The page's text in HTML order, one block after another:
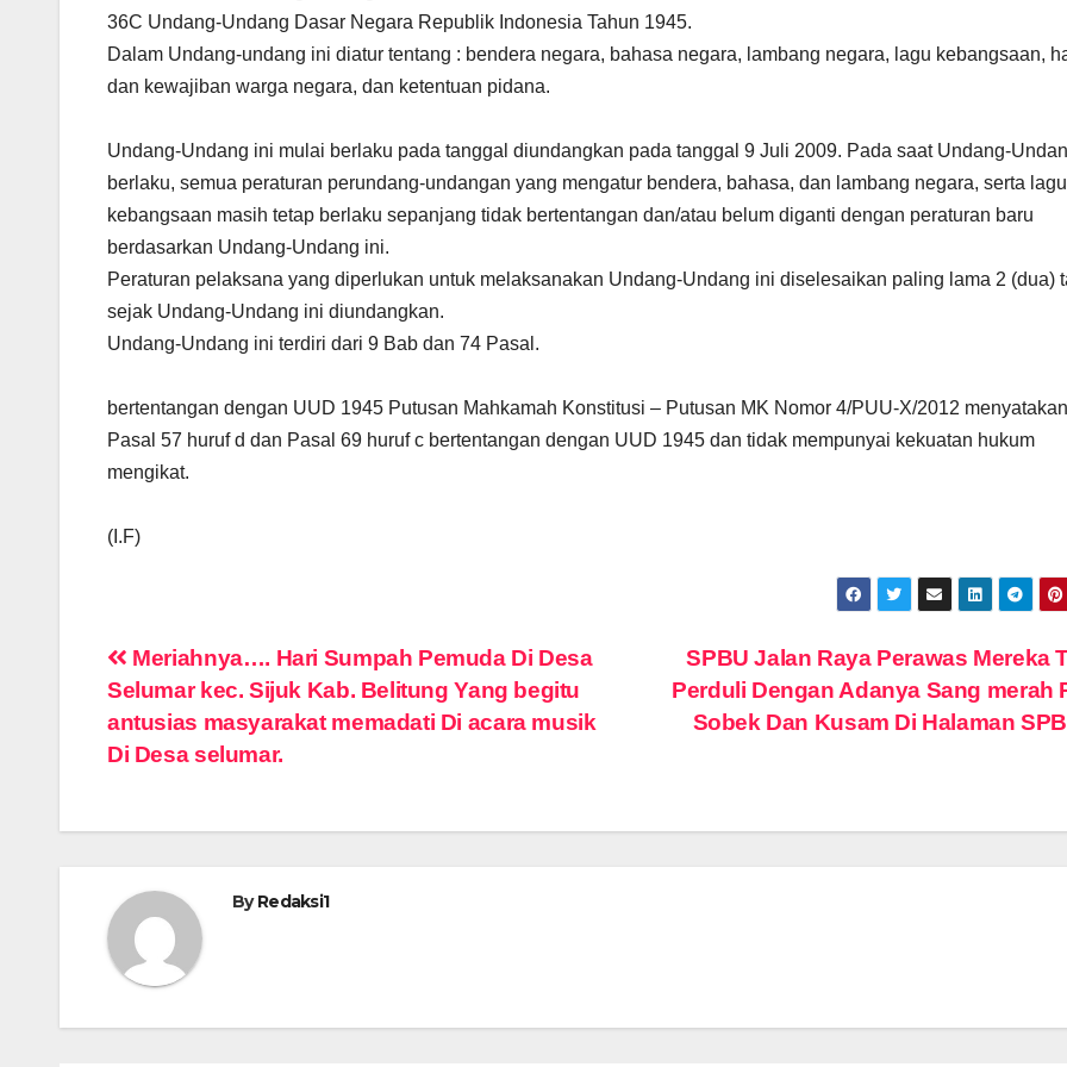
36C Undang-Undang Dasar Negara Republik Indonesia Tahun 1945.
Dalam Undang-undang ini diatur tentang : bendera negara, bahasa negara, lambang negara, lagu kebangsaan,
dan kewajiban warga negara, dan ketentuan pidana.
Undang-Undang ini mulai berlaku pada tanggal diundangkan pada tanggal 9 Juli 2009. Pada saat Undang-
berlaku, semua peraturan perundang-undangan yang mengatur bendera, bahasa, dan lambang negara, serta lagu
kebangsaan masih tetap berlaku sepanjang tidak bertentangan dan/atau belum diganti dengan peraturan baru
berdasarkan Undang-Undang ini.
Peraturan pelaksana yang diperlukan untuk melaksanakan Undang-Undang ini diselesaikan paling lama 2 (dua)
sejak Undang-Undang ini diundangkan.
Undang-Undang ini terdiri dari 9 Bab dan 74 Pasal.
bertentangan dengan UUD 1945 Putusan Mahkamah Konstitusi – Putusan MK Nomor 4/PUU-X/2012 menyatakan
Pasal 57 huruf d dan Pasal 69 huruf c bertentangan dengan UUD 1945 dan tidak mempunyai kekuatan hukum
mengikat.
(I.F)
Navigasi
pos
SPBU Jalan Raya Perawas Mereka
Perduli Dengan Adanya Sang merah
Sobek Dan Kusam Di Halaman
Meriahnya…. Hari Sumpah Pemuda Di Desa
Selumar kec. Sijuk Kab. Belitung Yang begitu
antusias masyarakat memadati Di acara musik
Di Desa selumar.
ByRedaksi1